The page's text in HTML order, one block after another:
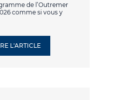
de l’Outremer
comme si vous y
L'ARTICLE